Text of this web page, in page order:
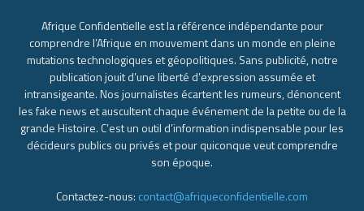
Afrique Confidentielle est la référence indépendante pour
comprendre l’Afrique en mouvement dans un monde en pleine
mutations technologiques et géopolitiques. Sans publicité, notre
publication jouit d’une liberté d’expression assumée et
intransigeante. Nos journalistes écartent les rumeurs, dénoncent
les fake news et auscultent chaque événement de la petite ou de la
grande Histoire. C’est un outil d’information indispensable pour les
décideurs publics ou privés et pour quiconque veut comprendre
son époque.
Contactez-nous: contact@afriqueconfidentielle.com